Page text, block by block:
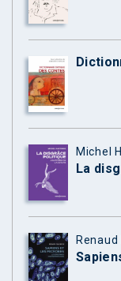
Michel
La